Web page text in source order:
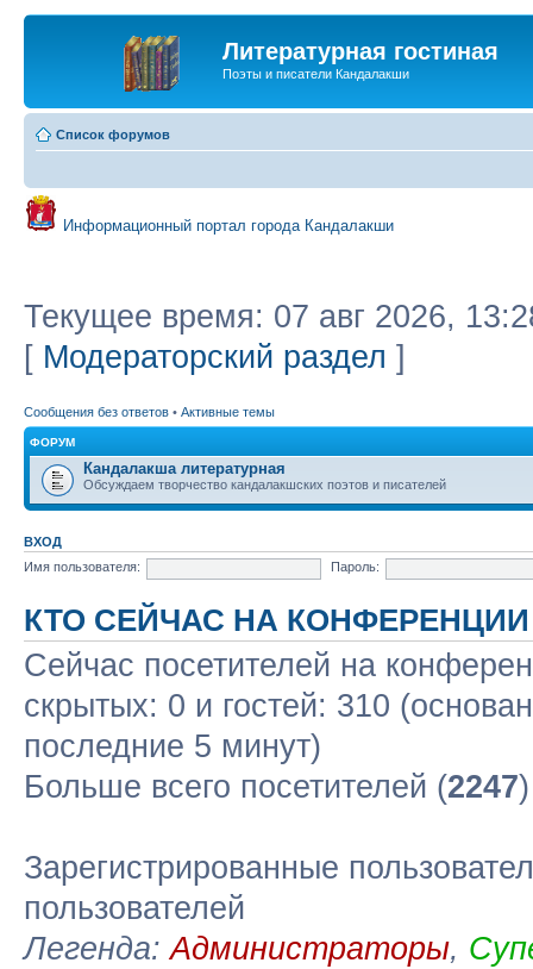
Литературная гостиная
Поэты и писатели Кандалакши
Список форумов
Информационный портал города Кандалакши
Текущее время: 07 авг 2026,
[ Модераторский раздел ]
Сообщения без ответов • Активные темы
ФОРУМ
Кандалакша литературная
Обсуждаем творчество кандалакшских поэтов и писателей
ВХОД
Имя пользователя:
Пароль:
КТО СЕЙЧАС НА КОНФЕРЕНЦИИ
Сейчас посетителей на
скрытых: 0 и гостей: 310
последние 5 минут)
Больше всего посетителей (2247
Зарегистрированные
пользователей
Легенда:Администраторы,